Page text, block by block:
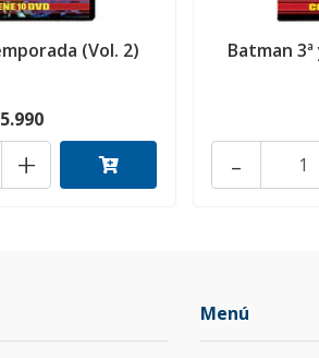
(Vol. 2)
+
Batman
-
Menú